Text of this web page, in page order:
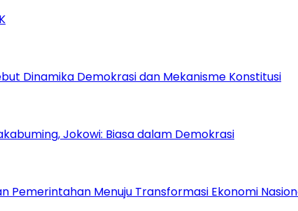
Dinamika Demokrasi dan Mekanisme Konstitusi
Jokowi: Biasa dalam Demokrasi
Pemerintahan Menuju Transformasi Ekonomi